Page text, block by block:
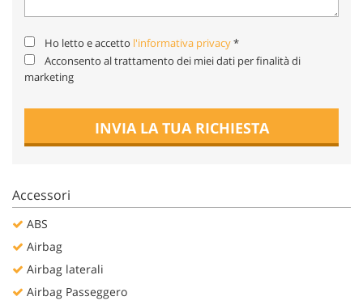
Ho letto e accetto l'informativa privacy*
Acconsento al trattamento dei miei dati per finalità di
marketing
INVIA LA TUA RICHIESTA
Accessori
ABS
Airbag
Airbag laterali
Airbag Passeggero
Cookie di marketing
Leggi
cookie
impostazioni